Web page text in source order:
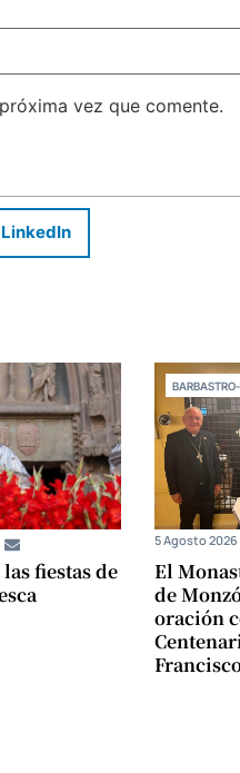
vez que comente.
LinkedIn
fiestas de
El
de
oración
5 Agosto 2026